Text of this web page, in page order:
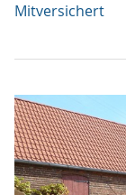
Mitversichert